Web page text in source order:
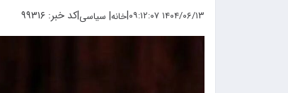
۱۴۰۴/۰۶/۱۳ ۰۹:۱۲:۰۷ |خانه| سیاسی|کد خبر: ۹۹۳۱۶